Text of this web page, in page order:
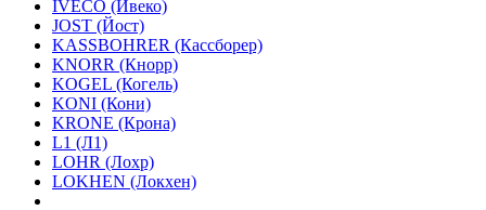
IVECO (Ивеко)
JOST (Йост)
KASSBOHRER (Касcборер)
KNORR (Кнорр)
KOGEL (Когель)
KONI (Кони)
KRONE (Крона)
L1 (Л1)
LOHR (Лохр)
LOKHEN (Локхен)